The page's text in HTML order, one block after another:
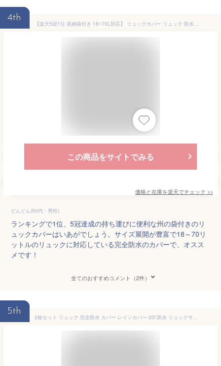
4th
【楽天5冠1位 収納袋付き 18~70L対応】 リュックカバー リュック 防水カバー 防水 リュック カバー リュック防水カバー ランドセルカバー 男の子 完全防水 リュック ザックカバー 防水カバー レインカバー 自転車 後ろ カメラ
この商品をサイトでみる
価格と在庫を楽天でチェック >>
どんどん(50代・男性)
ランキングで1位、5冠達成の持ち運びに便利な州の袋付きのリ
ュックカバーはいあがでしょう。サイズ展開が豊富で18～70リ
ットルのリュックに対応している完全防水のカバーで、オスス
メです！
全てのおすすめコメント（2件）
5th
2枚セット リュック 完全防水 カバー レインカバー 20l 防水 リュックサック 28l リュックカバー 雨よけ 登山 ザックカバー 15～100L対応可能 20l 通学 通勤 アウトドア 自転車 レインカバー バックパック リュック